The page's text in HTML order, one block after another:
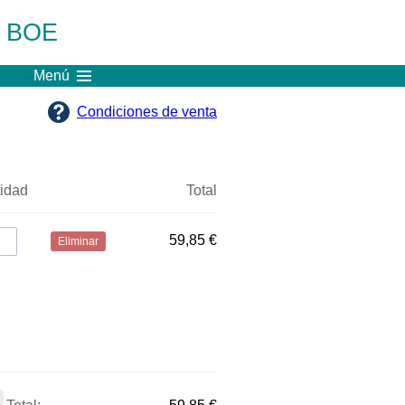
Menú
Condiciones de venta
Total
Eliminar 59,85 €